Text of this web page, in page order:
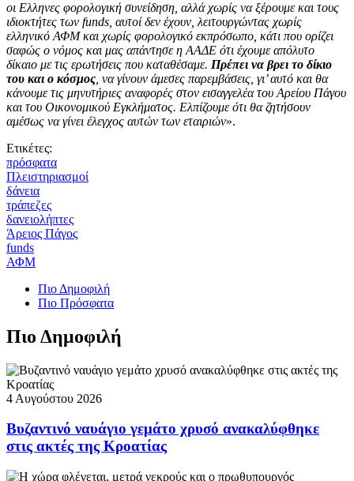
οι Ελληνες φορολογική συνείδηση, αλλά χωρίς να ξέρουμε και τους
ιδιοκτήτες των funds, αυτοί δεν έχουν, λειτουργώντας χωρίς
ελληνικό ΑΦΜ και χωρίς φορολογικό εκπρόσωπο, κάτι που ορίζει
σαφώς ο νόμος και μας απάντησε η ΑΑΔΕ ότι έχουμε απόλυτο
δίκαιο με τις ερωτήσεις που καταθέσαμε. Πρέπει να βρει το δίκιο
του και ο κόσμος , να γίνουν άμεσες παρεμβάσεις, γι’ αυτό και θα
κάνουμε τις μηνυτήριες αναφορές στον εισαγγελέα του Αρείου Πάγου
και του Οικονομικού Εγκλήματος. Ελπίζουμε ότι θα ζητήσουν
αμέσως να γίνει έλεγχος αυτών των εταιριών».
Ετικέτες:
πρόσφατα
Πλειστηριασμοί
δάνεια
τράπεζες
δανειολήπτες
Άρειος Πάγος
funds
ΑΦΜ
Πιο Δημοφιλή
Πιο Πρόσφατα
Πιο Δημοφιλή
4 Αυγούστου 2026
Βυζαντινό ναυάγιο γεμάτο χρυσό ανακαλύφθηκε
στις ακτές της Κροατίας